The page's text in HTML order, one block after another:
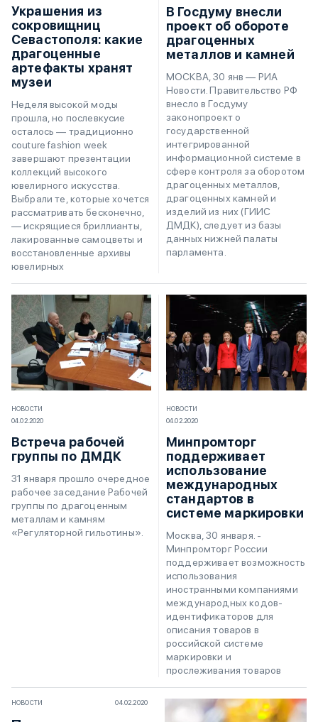
Украшения из
сокровищниц
Севастополя: какие
драгоценные
артефакты хранят
музеи
Неделя высокой моды
прошла, но послевкусие
осталось — традиционно
couture fashion week
завершают презентации
коллекций высокого
ювелирного искусства.
Выбрали те, которые хочется
рассматривать бесконечно,
— искрящиеся бриллианты,
лакированные самоцветы и
восстановленные архивы
ювелирных
В Госдуму внесли
проект об обороте
драгоценных
металлов и камней
МОСКВА, 30 янв — РИА
Новости. Правительство РФ
внесло в Госдуму
законопроект о
государственной
интегрированной
информационной системе в
сфере контроля за оборотом
драгоценных металлов,
драгоценных камней и
изделий из них (ГИИС
ДМДК), следует из базы
данных нижней палаты
парламента.
НОВОСТИ
04.02.2020
Встреча рабочей
группы по ДМДК
31 января прошло очередное
рабочее заседание Рабочей
группы по драгоценным
металлам и камням
«Регуляторной гильотины».
НОВОСТИ
04.02.2020
Минпромторг
поддерживает
использование
международных
стандартов в
системе маркировки
Москва, 30 января. -
Минпромторг России
поддерживает возможность
использования
иностранными компаниями
международных кодов-
идентификаторов для
описания товаров в
российской системе
маркировки и
прослеживания товаров
НОВОСТИ 04.02.2020